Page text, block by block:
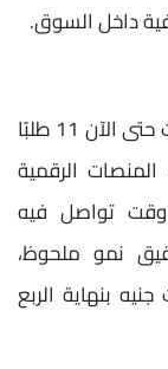
داخل السوق.
وكشف رئيس الهيئة أن الرقابة المالية تلقت حتى الآن 11 طلبًا
الرقمية
وقت تواصل فيه
نمو ملحوظ،
يقترب من 9 مليارات جنيه بنهاية الربع